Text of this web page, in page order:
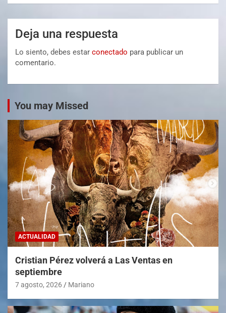
Deja una respuesta
Lo siento, debes estar conectado para publicar un
comentario.
You may Missed
ACTUALIDAD
Cristian Pérez volverá a Las Ventas en
septiembre
7 agosto, 2026 Mariano